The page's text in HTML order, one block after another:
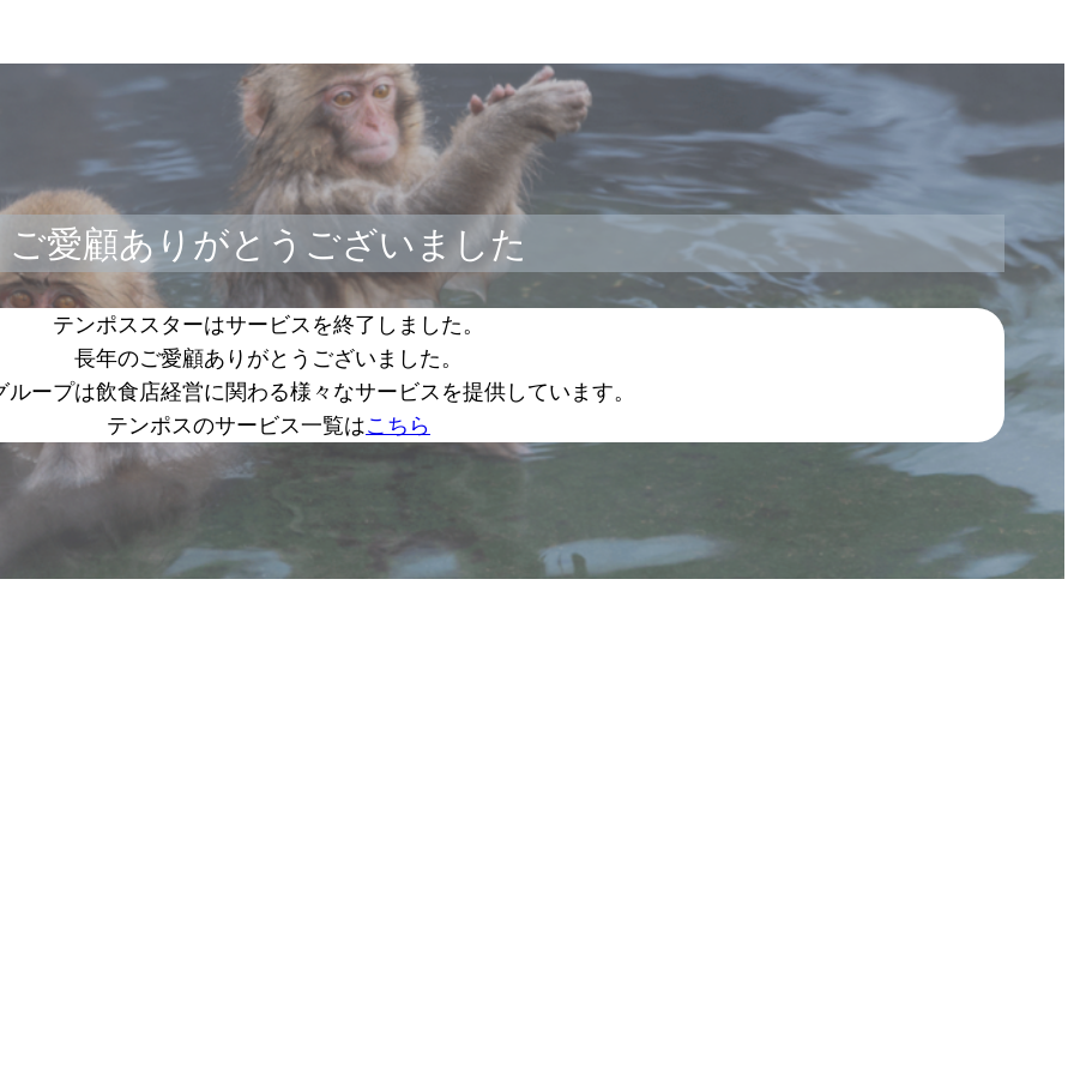
ご愛顧ありがとうございました
テンポススターはサービスを終了しました。
長年のご愛顧ありがとうございました。
ループは飲食店経営に関わる様々なサービスを提供しています。
テンポスのサービス一覧はこちら